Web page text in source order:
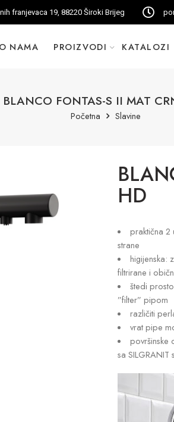
franjevaca 19, 88220 Široki Brijeg
O NAMA PROIZVODI KATALOZI
BLANCO FONTAS-S II MAT
Početna Slavine
HD
praktična 2
strane
higijenska:
filtrirane i
štedi
”filter” pipom
različiti
vrat pipe
površinske
sa